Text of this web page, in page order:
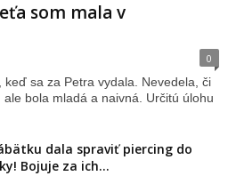
som mala v
0
sa za Petra vydala. Nevedela, či
bola mladá a naivná. Určitú úlohu
dala spraviť piercing do
Bojuje za ich...